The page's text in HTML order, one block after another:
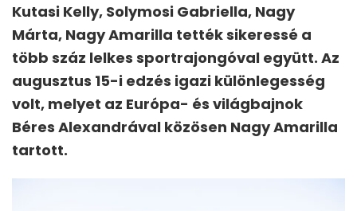
Kutasi Kelly, Solymosi Gabriella, Nagy
Márta, Nagy Amarilla tették sikeressé a
több száz lelkes sportrajongóval együtt. Az
augusztus 15-i edzés igazi különlegesség
volt, melyet az Európa- és világbajnok
Béres Alexandrával közösen Nagy Amarilla
tartott.